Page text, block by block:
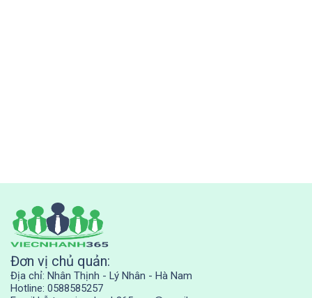
Đơn vị chủ quản:
Địa chỉ: Nhân Thịnh - Lý Nhân - Hà Nam
Hotline: 0588585257